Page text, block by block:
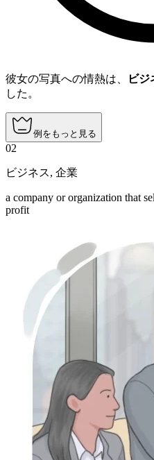
彼女の写真への情熱は、 ビジ
した。
例をもっと見る
02
ビジネス, 企業
a company or organization that
profit